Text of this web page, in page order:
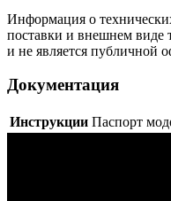
Информация о
поставки и внешнем виде
и не является публичной
Документация
Инструкции Паспорт